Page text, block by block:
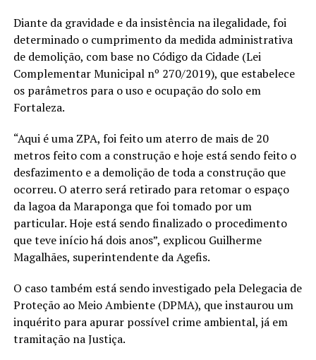
Diante da gravidade e da insistência na ilegalidade, foi
determinado o cumprimento da medida administrativa
de demolição, com base no Código da Cidade (Lei
Complementar Municipal nº 270/2019), que estabelece
os parâmetros para o uso e ocupação do solo em
Fortaleza.
“Aqui é uma ZPA, foi feito um aterro de mais de 20
metros feito com a construção e hoje está sendo feito o
desfazimento e a demolição de toda a construção que
ocorreu. O aterro será retirado para retomar o espaço
da lagoa da Maraponga que foi tomado por um
particular. Hoje está sendo finalizado o procedimento
que teve início há dois anos”, explicou Guilherme
Magalhães, superintendente da Agefis.
O caso também está sendo investigado pela Delegacia de
Proteção ao Meio Ambiente (DPMA), que instaurou um
inquérito para apurar possível crime ambiental, já em
tramitação na Justiça.